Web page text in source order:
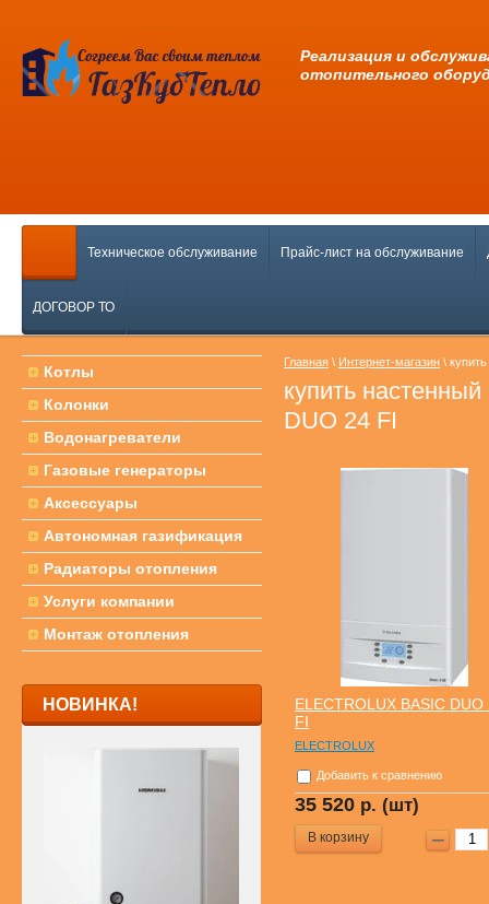
Pеализация и
отопительного
Техническое обслуживание Прайс-лист на обслуживание
ДОГОВОР ТО
Котлы
Колонки
Водонагреватели
Газовые генераторы
Аксессуары
Автономная газификация
Радиаторы отопления
Услуги компании
Монтаж отопления
НОВИНКА!
Главная \ Интернет-магазин \
купить
DUO 24 FI
ELECTROLUX BASIC DUO
FI
ELECTROLUX
Добавить к сравнению
35 520 р. (шт)
В корзину